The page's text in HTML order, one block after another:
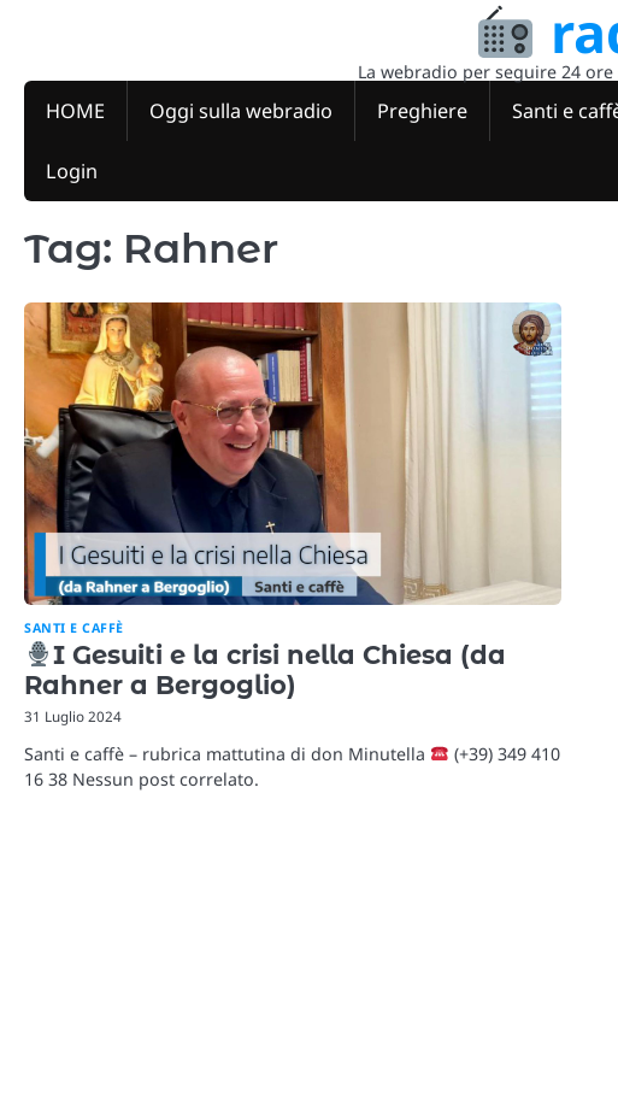
La webradio per seguire 24
HOME Oggi sulla webradio Preghiere Santi e
Login
Tag: Rahner
SANTI E CAFFÈ
I Gesuiti e la crisi nella Chiesa (da
Rahner a Bergoglio)
31 Luglio 2024
Santi e caffè – rubrica mattutina di don Minutella
(+39) 349 410
16 38 Nessun post correlato.